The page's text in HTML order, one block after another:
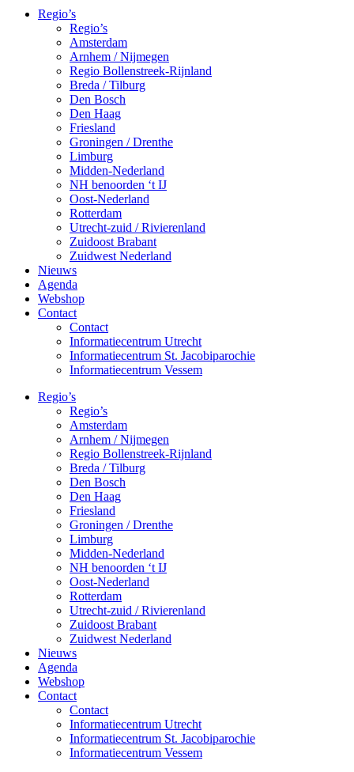
Regio’s
Regio’s
Amsterdam
Arnhem / Nijmegen
Regio Bollenstreek-Rijnland
Breda / Tilburg
Den Bosch
Den Haag
Friesland
Groningen / Drenthe
Limburg
Midden-Nederland
NH benoorden ‘t IJ
Oost-Nederland
Rotterdam
Utrecht-zuid / Rivierenland
Zuidoost Brabant
Zuidwest Nederland
Nieuws
Agenda
Webshop
Contact
Contact
Informatiecentrum Utrecht
Informatiecentrum St. Jacobiparochie
Informatiecentrum Vessem
Regio’s
Regio’s
Amsterdam
Arnhem / Nijmegen
Regio Bollenstreek-Rijnland
Breda / Tilburg
Den Bosch
Den Haag
Friesland
Groningen / Drenthe
Limburg
Midden-Nederland
NH benoorden ‘t IJ
Oost-Nederland
Rotterdam
Utrecht-zuid / Rivierenland
Zuidoost Brabant
Zuidwest Nederland
Nieuws
Agenda
Webshop
Contact
Contact
Informatiecentrum Utrecht
Informatiecentrum St. Jacobiparochie
Informatiecentrum Vessem